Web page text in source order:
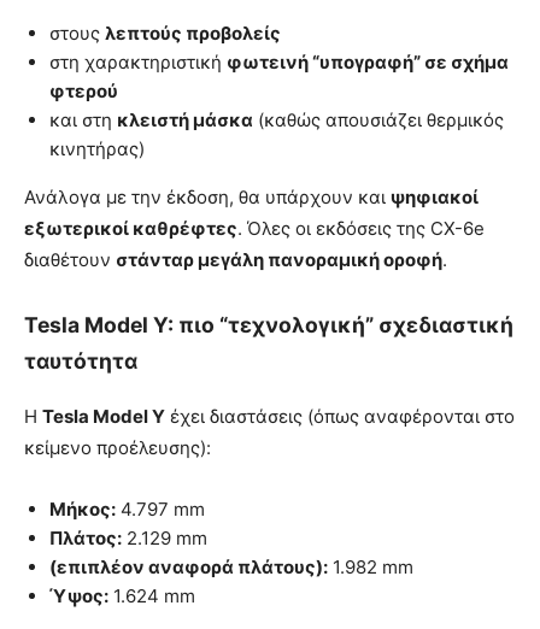
στους λεπτούς προβολείς
στη χαρακτηριστική φωτεινή “υπογραφή” σε σχήμα
φτερού
και στη κλειστή μάσκα (καθώς απουσιάζει θερμικός
κινητήρας)
Ανάλογα με την έκδοση, θα υπάρχουν και ψηφιακοί
εξωτερικοί καθρέφτες. Όλες οι εκδόσεις της CX-6e
διαθέτουν στάνταρ μεγάλη πανοραμική οροφή.
Tesla Model Y: πιο “τεχνολογική” σχεδιαστική
ταυτότητα
Η Tesla Model Y έχει διαστάσεις (όπως αναφέρονται στο
κείμενο προέλευσης):
Μήκος: 4.797 mm
Πλάτος: 2.129 mm
(επιπλέον αναφορά πλάτους): 1.982 mm
Ύψος: 1.624 mm